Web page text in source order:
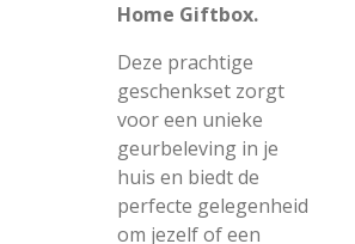
Home Giftbox.
Deze prachtige
geschenkset zorgt
voor een unieke
geurbeleving in je
huis en biedt de
perfecte gelegenheid
om jezelf of een